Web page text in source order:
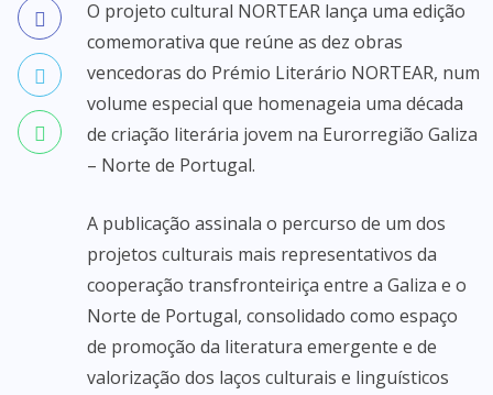
O projeto cultural NORTEAR lança uma edição
comemorativa que reúne as dez obras
vencedoras do Prémio Literário NORTEAR, num
volume especial que homenageia uma década
de criação literária jovem na Eurorregião Galiza
– Norte de Portugal.
A publicação assinala o percurso de um dos
projetos culturais mais representativos da
cooperação transfronteiriça entre a Galiza e o
Norte de Portugal, consolidado como espaço
de promoção da literatura emergente e de
valorização dos laços culturais e linguísticos